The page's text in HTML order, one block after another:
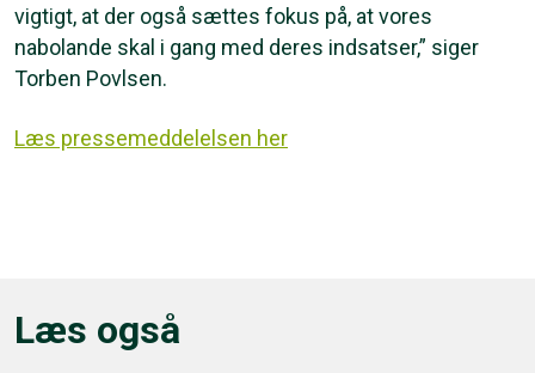
vigtigt, at der også sættes fokus på, at vores
nabolande skal i gang med deres indsatser,” siger
Torben Povlsen.
Læs pressemeddelelsen her
Læs også